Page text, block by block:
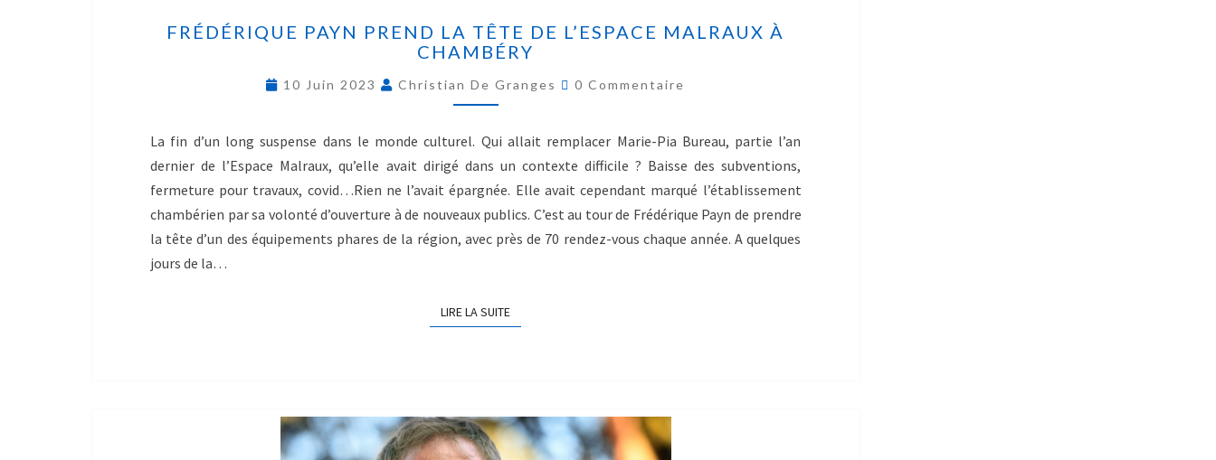
FRÉDÉRIQUE PAYN PREND LA TÊTE DE L’ESPACE MALRAUX À
CHAMBÉRY
10 Juin 2023 Christian De Granges 0 Commentaire
La fin d’un long suspense dans le monde culturel. Qui allait remplacer Marie-Pia Bureau, partie l’an
dernier de l’Espace Malraux, qu’elle avait dirigé dans un contexte difficile ? Baisse des subventions,
fermeture pour travaux, covid…Rien ne l’avait épargnée. Elle avait cependant marqué l’établissement
chambérien par sa volonté d’ouverture à de nouveaux publics. C’est au tour de Frédérique Payn de prendre
la tête d’un des équipements phares de la région, avec près de 70 rendez-vous chaque année. A quelques
jours de la…
LIRE LA SUITE